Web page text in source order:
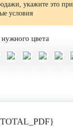
укажите это при
условия
цвета